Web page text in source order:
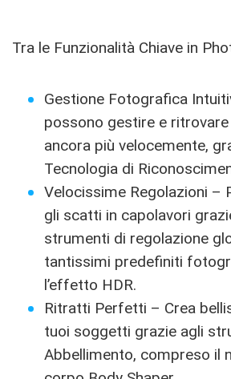
Tra le Funzionalità Chiave in
Gestione Fotografica
possono gestire e
ancora più velocemente,
Tecnologia di
Velocissime Regolazioni –
gli scatti in capolavori
strumenti di regolazione
tantissimi predefiniti
l’effetto HDR.
Ritratti Perfetti – Crea
tuoi soggetti grazie agli
Abbellimento, compreso il